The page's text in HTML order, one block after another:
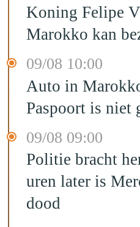
Koning Felipe
Marokko kan
09/08 10:00
Auto in
Paspoort is niet
09/08 09:00
Politie bracht
uren later is
dood